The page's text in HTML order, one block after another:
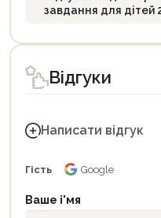
завдання для дітей
Відгуки
Написати відгук
Гість Google
Ваше і'мя